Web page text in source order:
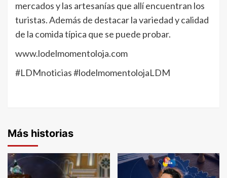
mercados y las artesanías que allí encuentran los
turistas. Además de destacar la variedad y calidad
de la comida típica que se puede probar.
www.lodelmomentoloja.com
#LDMnoticias #lodelmomentolojaLDM
Más historias